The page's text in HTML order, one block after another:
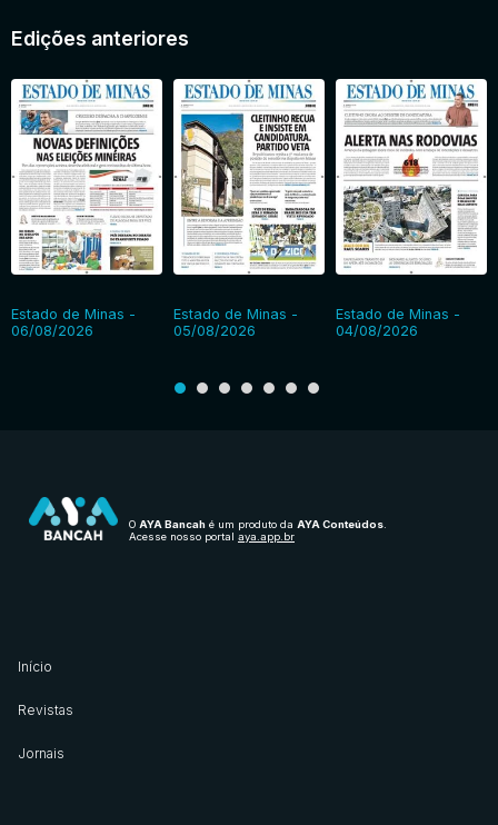
Edições anteriores
Estado de Minas -
06/08/2026
Estado de Minas -
05/08/2026
Estado de Minas -
04/08/2026
O AYA Bancah é um produto da AYA Conteúdos
Acesse nosso portal aya.app.br
Início
Revistas
Jornais